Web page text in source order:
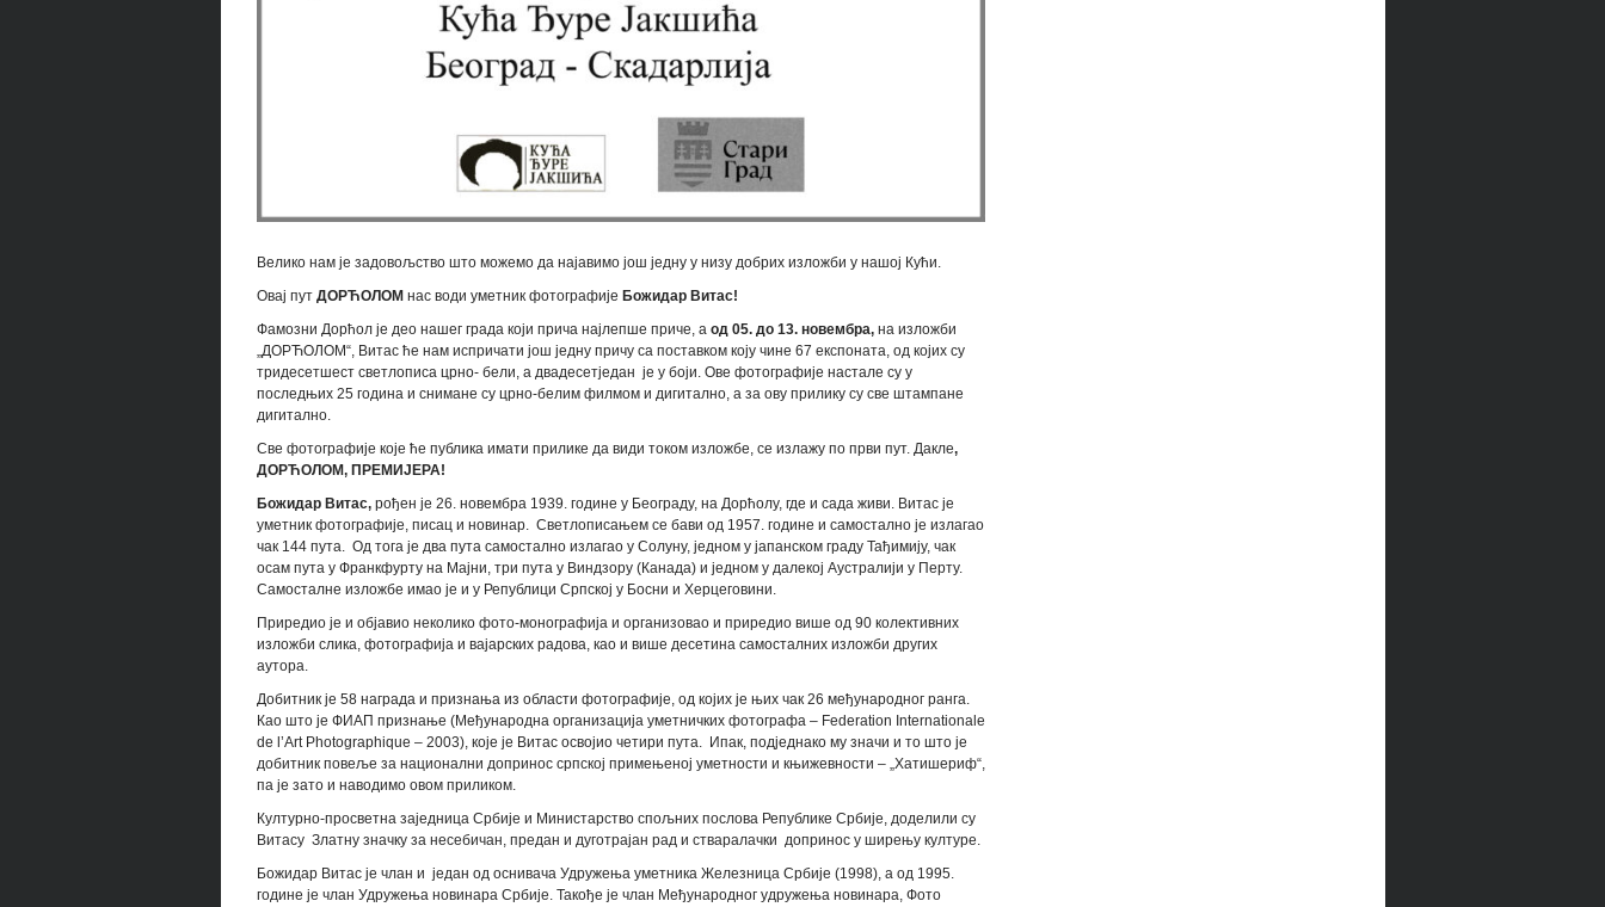
Велико нам је задовољство што можемо да најавимо још једну у низу добрих изложби у нашој Кући.
Овај пут ДОРЋОЛОМ нас води уметник фотографије Божидар Витас!
Фамозни Дорћол је део нашег града који прича најлепше приче, а од 05. до 13. новембра,на изложби
„ДОРЋОЛОМ“, Витас ће нам испричати још једну причу са поставком коју чине 67 експоната, од којих су
тридесетшест светлописа црно- бели, а двадесетједан је у боји. Ове фотографије настале су у
последњих 25 година и снимане су црно-белим филмом и дигитално, а за ову прилику су све штампане
дигитално.
Све фотографије које ће публика имати прилике да види током изложбе, се излажу по први пут. Дакле,
ДОРЋОЛОМ, ПРЕМИЈЕРА!
Божидар Витас,рођен је 26. новембра 1939. године у Београду, на Дорћолу, где и сада живи. Витас је
уметник фотографије, писац и новинар. Светлописањем се бави од 1957. године и самостално је излагао
чак 144 пута. Од тога је два пута самостално излагао у Солуну, једном у јапанском граду Тађимију, чак
осам пута у Франкфурту на Мајни, три пута у Виндзору (Канада) и једном у далекој Аустралији у Перту.
Самосталне изложбе имао је и у Републици Српској у Босни и Херцеговини.
Приредио је и објавио неколико фото-монографија и организовао и приредио више од 90 колективних
изложби слика, фотографија и вајарских радова, као и више десетина самосталних изложби других
аутора.
Добитник је 58 награда и признања из области фотографије, од којих је њих чак 26 међународног ранга.
Као што је ФИАП признање (Међународна организација уметничких фотографа – Federation Internationale
de l’Art Photographique – 2003), које је Витас освојио четири пута. Ипак, подједнако му значи и то што је
добитник повеље за национални допринос српској примењеној уметности и књижевности – „Хатишериф“,
па је зато и наводимо овом приликом.
Културно-просветна заједница Србије и Министарство спољних послова Републике Србије, доделили су
Витасу Златну значку за несебичан, предан и дуготрајан рад и стваралачки допринос у ширењу културе.
Божидар Витас је члан и један од оснивача Удружења уметника Железница Србије (1998), а од 1995.
године је члан Удружења новинара Србије. Такође је члан Међународног удружења новинара, Фото